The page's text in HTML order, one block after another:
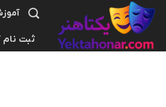
Skip
content
ثبت نام